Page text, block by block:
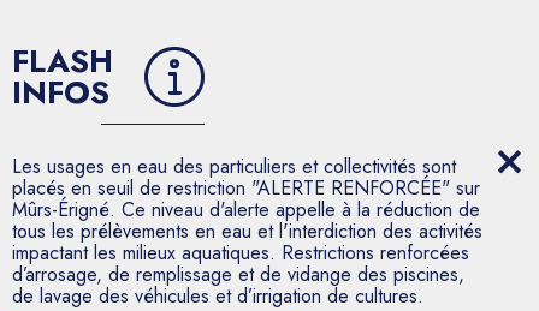
FLASH
INFOS
Les usages en eau des particuliers et collectivités sont
placés en seuil de restriction "ALERTE RENFORCÉE" sur
Mûrs-Érigné. Ce niveau d'alerte appelle à la réduction de
tous les prélèvements en eau et l'interdiction des activités
impactant les milieux aquatiques. Restrictions renforcées
d’arrosage, de remplissage et de vidange des piscines,
de lavage des véhicules et d’irrigation de cultures.